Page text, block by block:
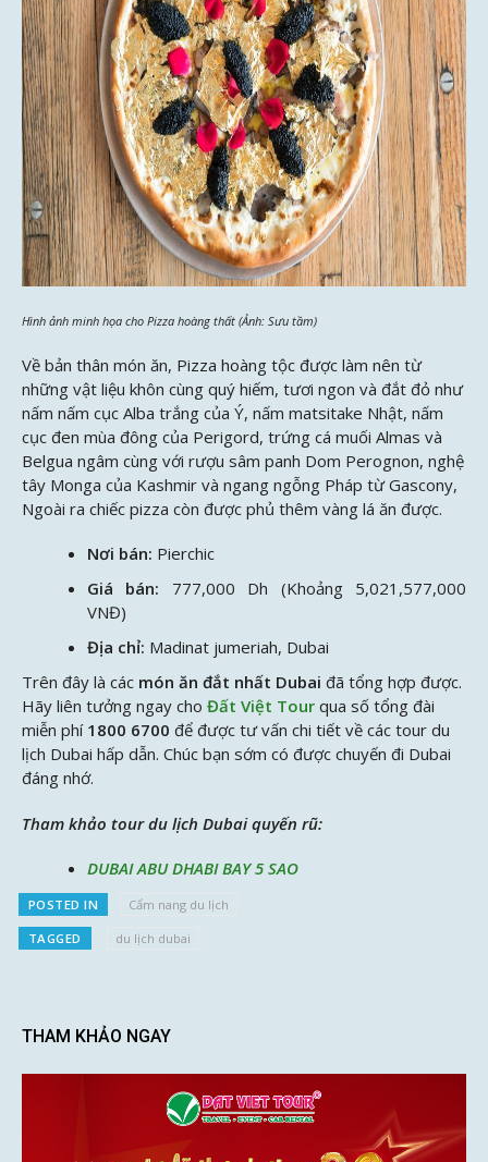
Hình ảnh minh họa cho Pizza hoàng thất (Ảnh: Sưu tầm)
Về bản thân món ăn, Pizza hoàng tộc được làm nên từ
những vật liệu khôn cùng quý hiếm, tươi ngon và đắt đỏ như
nấm nấm cục Alba trắng của Ý, nấm matsitake Nhật, nấm
cục đen mùa đông của Perigord, trứng cá muối Almas và
Belgua ngâm cùng với rượu sâm panh Dom Perognon, nghệ
tây Monga của Kashmir và ngang ngỗng Pháp từ Gascony,
Ngoài ra chiếc pizza còn được phủ thêm vàng lá ăn được.
Nơi bán: Pierchic
Giá bán:
777,000 Dh (Khoảng 5,021,577,000
VNĐ)
Địa chỉ: Madinat jumeriah, Dubai
Trên đây là các món ăn đắt nhất Dubai đã tổng hợp được.
Hãy liên tưởng ngay cho Đất Việt Tour qua số tổng đài
miễn phí 1800 6700 để được tư vấn chi tiết về các tour du
lịch Dubai hấp dẫn. Chúc bạn sớm có được chuyến đi Dubai
đáng nhớ.
Tham khảo tour du lịch Dubai quyến rũ:
DUBAI ABU DHABI BAY 5 SAO
POSTED IN Cẩm nang du lịch
TAGGED du lịch dubai
THAM KHẢO NGAY